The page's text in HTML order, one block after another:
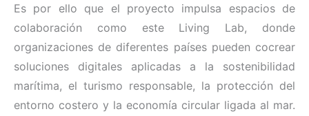
Es por ello que el proyecto impulsa espacios de
colaboración como este Living Lab, donde
organizaciones de diferentes países pueden cocrear
soluciones digitales aplicadas a la sostenibilidad
marítima, el turismo responsable, la protección del
entorno costero y la economía circular ligada al mar.